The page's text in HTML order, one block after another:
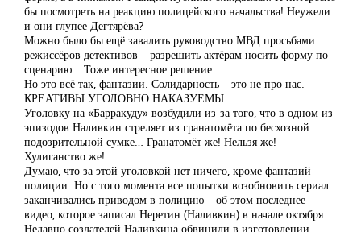
бы посмотреть на реакцию полицейского начальства! Неужели
и они глупее Дегтярёва?
Можно было бы ещё завалить руководство МВД просьбами
режиссёров детективов – разрешить актёрам носить форму по
сценарию… Тоже интересное решение…
Но это всё так, фантазии. Солидарность – это не про нас.
КРЕАТИВЫ УГОЛОВНО НАКАЗУЕМЫ
Уголовку на «Барракуду» возбудили из-за того, что в одном из
эпизодов Наливкин стреляет из гранатомёта по бесхозной
подозрительной сумке… Гранатомёт же! Нельзя же!
Хулиганство же!
Думаю, что за этой уголовкой нет ничего, кроме фантазий
полиции. Но с того момента все попытки возобновить сериал
заканчивались приводом в полицию – об этом последнее
видео, которое записал Неретин (Наливкин) в начале октября.
Недавно создателей Наливкина обвинили в изготовлении